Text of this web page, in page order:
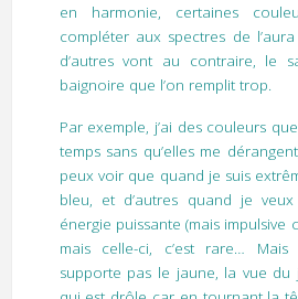
en harmonie, certaines
compléter aux spectres de
d’autres vont au contraire, le
baignoire que l’on remplit trop.
Par exemple, j’ai des couleurs
temps sans qu’elles me
peux voir que quand je suis
bleu, et d’autres quand je
énergie puissante (mais impulsive
mais celle-ci, c’est rare…
supporte pas le jaune, la vue du